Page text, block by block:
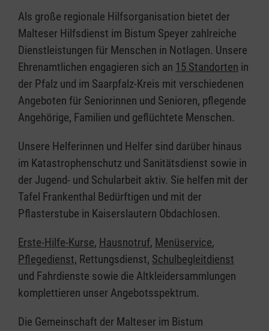
Als große regionale Hilfsorganisation bietet der
Malteser Hilfsdienst im Bistum Speyer zahlreiche
Dienstleistungen für Menschen in Notlagen. Unsere
Ehrenamtlichen engagieren sich an 15 Standorten in
der Pfalz und im Saarpfalz-Kreis mit verschiedenen
Angeboten für Seniorinnen und Senioren, pflegende
Angehörige, Familien und geflüchtete Menschen.
Unsere Helferinnen und Helfer sind darüber hinaus
im Katastrophenschutz und Sanitätsdienst sowie in
der Jugend- und Schularbeit aktiv. Sie helfen mit der
Tafel Frankenthal Bedürftigen und mit der
Pflasterstube in Kaiserslautern Obdachlosen.
Erste-Hilfe-Kurse, Hausnotruf, Menüservice,
Pflegedienst, Rettungsdienst, Schulbegleitdienst
und Fahrdienste sowie die Altkleidersammlungen
komplettieren unser Angebotsspektrum.
Die Gemeinschaft der Malteser im Bistum